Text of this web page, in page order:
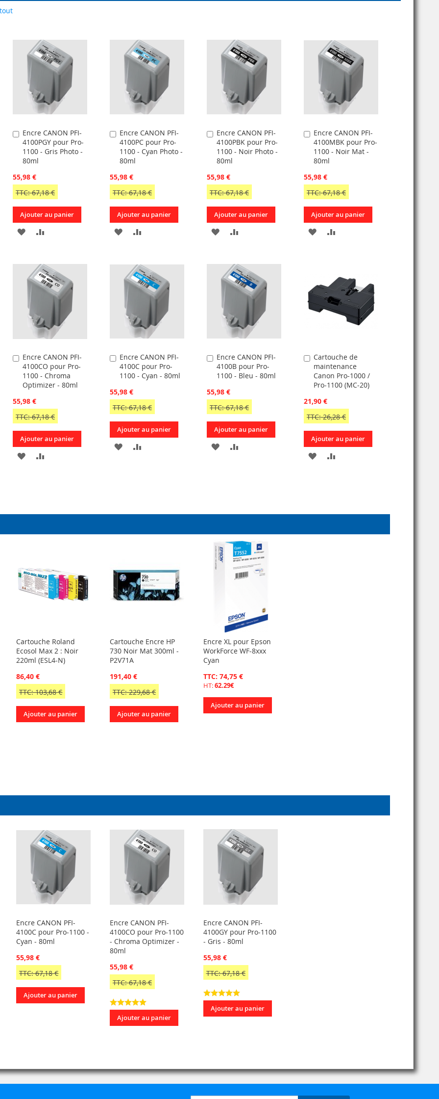
Encre CANON PFI-
4100PGY pour Pro-
1100 - Gris Photo -
80ml
55,98 €
TTC: 67,18 €
Ajouter
au
panier
Ajouter au panier
AJOUTER
MA
LISTE
D’ENVIE
COMPARATEUR
Encre CANON PFI-
4100PC pour Pro-
1100 - Cyan Photo -
80ml
55,98 €
TTC: 67,18 €
Ajouter
au
panier
Ajouter au panier
AJOUTER
MA
LISTE
D’ENVIE
COMPARATEUR
Encre CANON PFI-
4100PBK pour Pro-
1100 - Noir Photo -
80ml
55,98 €
TTC: 67,18 €
Ajouter
au
panier
Ajouter au panier
AJOUTER
MA
LISTE
D’ENVIE
COMPARATEUR
Encre CANON PFI-
4100MBK pour Pro-
1100 - Noir Mat -
80ml
55,98 €
TTC: 67,18 €
Ajouter
au
panier
Ajouter au panier
AJOUTER
LISTE
D’ENVIE
Encre CANON PFI-
4100CO pour Pro-
1100 - Chroma
Optimizer - 80ml
55,98 €
TTC: 67,18 €
Ajouter
au
panier
Ajouter au panier
AJOUTER
Encre CANON PFI-
4100C pour Pro-
1100 - Cyan - 80ml
55,98 €
TTC: 67,18 €
Ajouter
au
panier
Ajouter au panier
AJOUTER
D’ENVIE
Encre CANON PFI-
4100B pour Pro-
1100 - Bleu - 80ml
55,98 €
TTC: 67,18 €
Ajouter
au
panier
Ajouter au panier
AJOUTER
D’ENVIE
Cartouche de
maintenance
Canon Pro-1000 /
Pro-1100 (MC-20)
21,90 €
TTC: 26,28 €
Ajouter
au
panier
Ajouter au panier
AJOUTER
Cartouche Roland
Ecosol Max 2 : Noir
220ml (ESL4-N)
86,40 €
TTC: 103,68 €
Ajouter au panier
Cartouche Encre HP
730 Noir Mat 300ml -
P2V71A
191,40 €
TTC: 229,68 €
Ajouter au panier
Encre XL pour Epson
WorkForce WF-8xxx
Cyan
TTC: 74,75 €
HT:62.29€
Ajouter au panier
Encre CANON PFI-
4100C pour Pro-1100 -
Cyan - 80ml
55,98 €
TTC: 67,18 €
Ajouter au panier
Encre CANON PFI-
4100CO pour Pro-1100
- Chroma Optimizer -
80ml
55,98 €
TTC: 67,18 €
Ajouter au panier
Encre CANON PFI-
4100GY pour Pro-1100
- Gris - 80ml
55,98 €
TTC: 67,18 €
Ajouter au panier